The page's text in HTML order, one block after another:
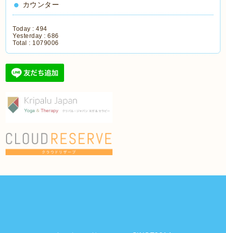
カウンター
Today :494
Yesterday :686
Total : 1079006